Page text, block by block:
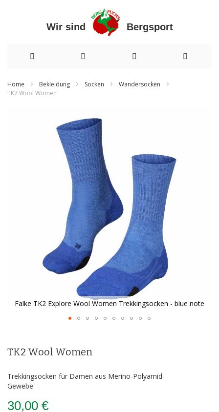
Wir sind Bergsport
zum
Home Bekleidung Socken
Wandersocken
TK2 Wool Women
Falke TK2 Explore Wool Women Trekkingsocken - blue note
der
TK2 Wool Women
Trekkingsocken für Damen aus Merino-Polyamid-
Gewebe
30,00 €